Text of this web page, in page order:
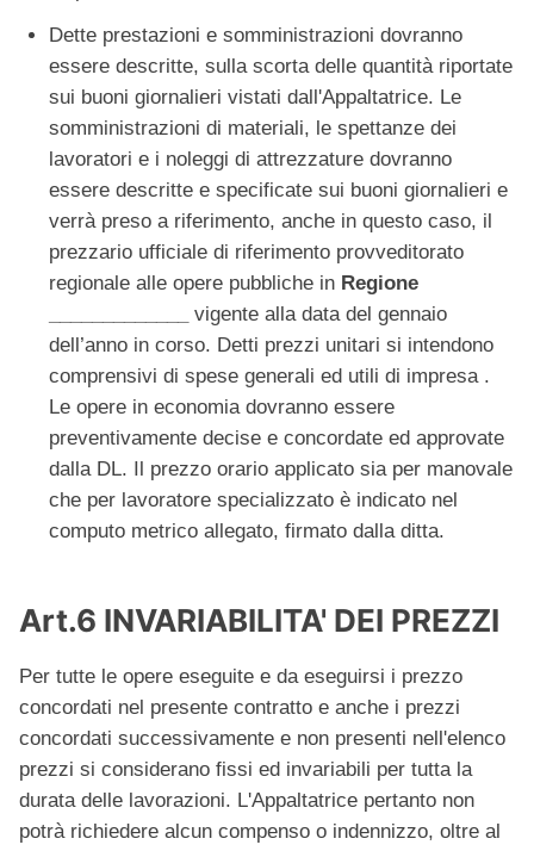
Dette prestazioni e somministrazioni dovranno
essere descritte, sulla scorta delle quantità riportate
sui buoni giornalieri vistati dall'Appaltatrice. Le
somministrazioni di materiali, le spettanze dei
lavoratori e i noleggi di attrezzature dovranno
essere descritte e specificate sui buoni giornalieri e
verrà preso a riferimento, anche in questo caso, il
prezzario ufficiale di riferimento provveditorato
regionale alle opere pubbliche in Regione
vigente alla data del gennaio
dell’anno in corso. Detti prezzi unitari si intendono
comprensivi di spese generali ed utili di impresa .
Le opere in economia dovranno essere
preventivamente decise e concordate ed approvate
dalla DL. Il prezzo orario applicato sia per manovale
che per lavoratore specializzato è indicato nel
computo metrico allegato, firmato dalla ditta.
Art.6 INVARIABILITA' DEI PREZZI
Per tutte le opere eseguite e da eseguirsi i prezzo
concordati nel presente contratto e anche i prezzi
concordati successivamente e non presenti nell'elenco
prezzi si considerano fissi ed invariabili per tutta la
durata delle lavorazioni. L'Appaltatrice pertanto non
potrà richiedere alcun compenso o indennizzo, oltre al